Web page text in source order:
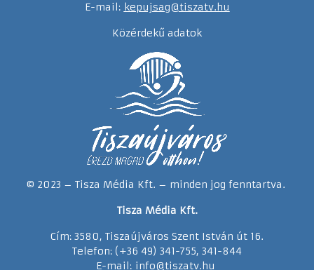
E-mail: kepujsag@tiszatv.hu
Közérdekű adatok
© 2023 – Tisza Média Kft. – minden jog fenntartva.
Tisza Média Kft.
Cím: 3580, Tiszaújváros Szent István út 16.
Telefon: (+36 49) 341-755, 341-844
E-mail: info@tiszatv. hu